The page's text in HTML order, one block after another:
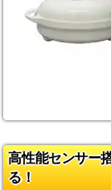
高性能センサー
る！